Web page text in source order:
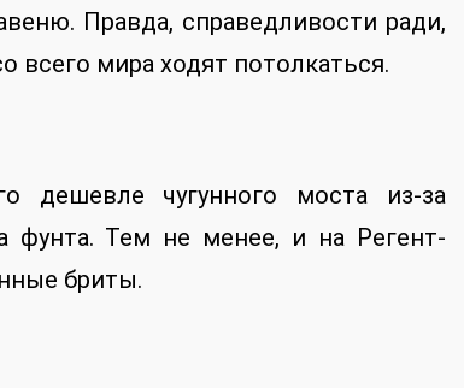
Правда, справедливости ради,
всего мира ходят потолкаться.
чугунного моста из-за
фунта. Тем не менее, и на Регент-
бриты.